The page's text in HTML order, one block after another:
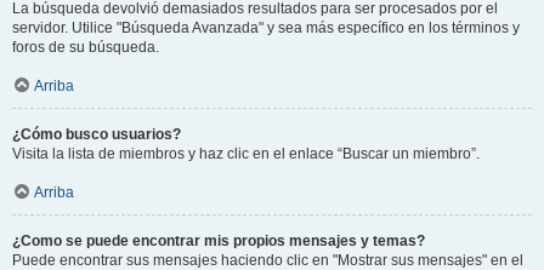
La búsqueda devolvió demasiados resultados para ser procesados por el
servidor. Utilice "Búsqueda Avanzada" y sea más específico en los términos y
foros de su búsqueda.
Arriba
¿Cómo busco usuarios?
Visita la lista de miembros y haz clic en el enlace “Buscar un miembro”.
Arriba
¿Como se puede encontrar mis propios mensajes y temas?
Puede encontrar sus mensajes haciendo clic en "Mostrar sus mensajes" en el